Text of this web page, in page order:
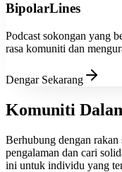
BipolarLines
Podcast sokongan yang
rasa komuniti dan
Dengar Sekarang
Komuniti
Berhubung dengan
pengalaman dan cari
ini untuk individu yang